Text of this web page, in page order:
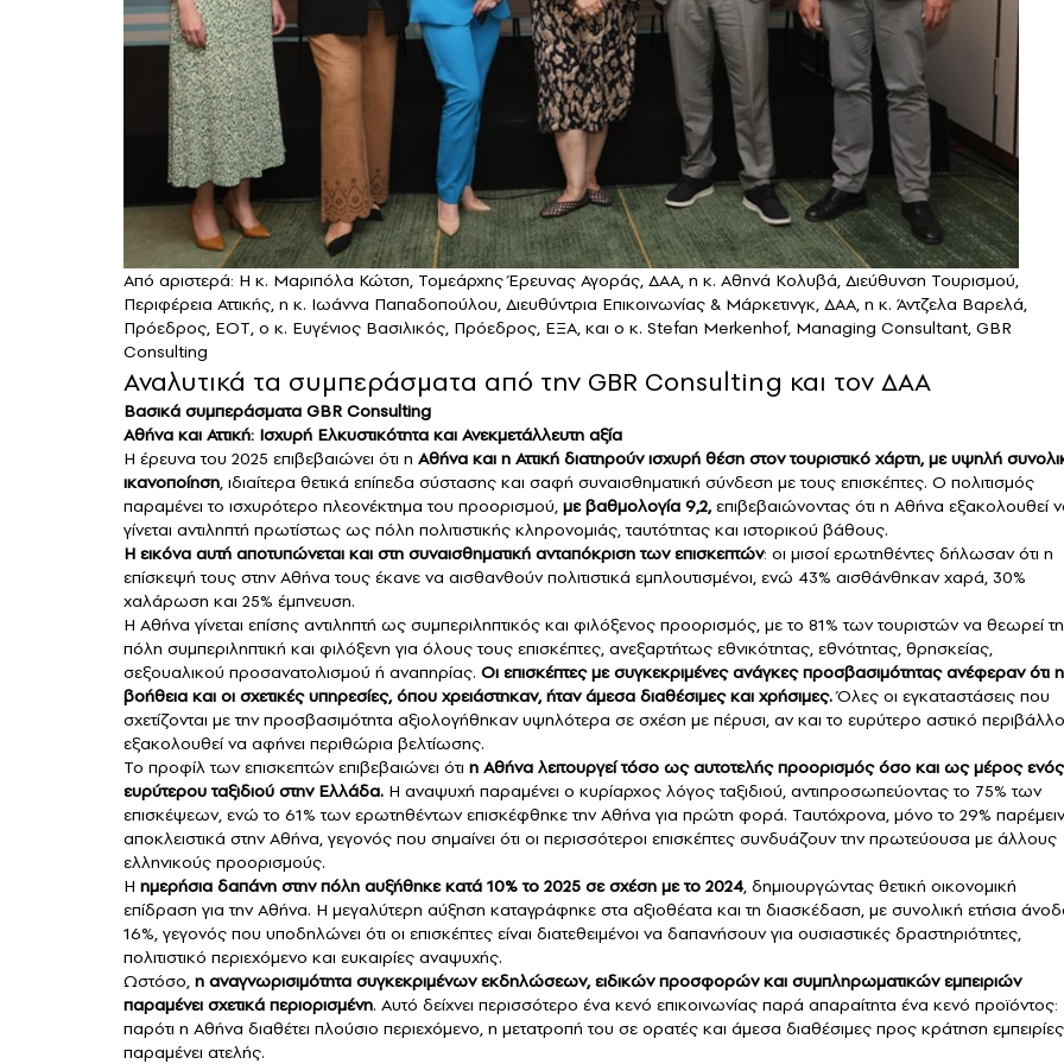
Από αριστερά: Η κ. Μαριπόλα Κώτση, Τομεάρχης Έρευνας Αγοράς, ΔΑΑ, η κ. Αθηνά Κολυβά, Διεύθυνση Τουρισμού,
Περιφέρεια Αττικής, η κ. Ιωάννα Παπαδοπούλου, Διευθύντρια Επικοινωνίας & Μάρκετινγκ, ΔΑΑ, η κ. Άντζελα Βαρελά,
Πρόεδρος, ΕΟΤ, ο κ. Ευγένιος Βασιλικός, Πρόεδρος, ΕΞΑ, και ο κ. Stefan Merkenhof, Managing Consultant, GBR
Consulting
Αναλυτικά τα συμπεράσματα από την GBR Consulting και τον ΔΑΑ
Βασικά συμπεράσματα GBR Consulting
Αθήνα και Αττική: Ισχυρή Ελκυστικότητα και Ανεκμετάλλευτη αξία
Η έρευνα του 2025 επιβεβαιώνει ότι η Αθήνα και η Αττική διατηρούν ισχυρή θέση στον τουριστικό χάρτη, με υψηλή
ικανοποίηση, ιδιαίτερα θετικά επίπεδα σύστασης και σαφή συναισθηματική σύνδεση με τους επισκέπτες. Ο πολιτισμός
παραμένει το ισχυρότερο πλεονέκτημα του προορισμού, με βαθμολογία 9,2,επιβεβαιώνοντας ότι η Αθήνα εξακολουθεί
γίνεται αντιληπτή πρωτίστως ως πόλη πολιτιστικής κληρονομιάς, ταυτότητας και ιστορικού βάθους.
Η εικόνα αυτή αποτυπώνεται και στη συναισθηματική ανταπόκριση των επισκεπτών: οι μισοί ερωτηθέντες δήλωσαν ότι η
επίσκεψή τους στην Αθήνα τους έκανε να αισθανθούν πολιτιστικά εμπλουτισμένοι, ενώ 43% αισθάνθηκαν χαρά, 30%
χαλάρωση και 25% έμπνευση.
Η Αθήνα γίνεται επίσης αντιληπτή ως συμπεριληπτικός και φιλόξενος προορισμός, με το 81% των τουριστών να θεωρεί
πόλη συμπεριληπτική και φιλόξενη για όλους τους επισκέπτες, ανεξαρτήτως εθνικότητας, εθνότητας, θρησκείας,
σεξουαλικού προσανατολισμού ή αναπηρίας. Οι επισκέπτες με συγκεκριμένες ανάγκες προσβασιμότητας ανέφεραν ότι η
βοήθεια και οι σχετικές υπηρεσίες, όπου χρειάστηκαν, ήταν άμεσα διαθέσιμες και χρήσιμες.Όλες οι εγκαταστάσεις που
σχετίζονται με την προσβασιμότητα αξιολογήθηκαν υψηλότερα σε σχέση με πέρυσι, αν και το ευρύτερο αστικό
εξακολουθεί να αφήνει περιθώρια βελτίωσης.
Το προφίλ των επισκεπτών επιβεβαιώνει ότι η Αθήνα λειτουργεί τόσο ως αυτοτελής προορισμός όσο και ως μέρος ενός
ευρύτερου ταξιδιού στην Ελλάδα. Η αναψυχή παραμένει ο κυρίαρχος λόγος ταξιδιού, αντιπροσωπεύοντας το 75% των
επισκέψεων, ενώ το 61% των ερωτηθέντων επισκέφθηκε την Αθήνα για πρώτη φορά. Ταυτόχρονα, μόνο το 29%
αποκλειστικά στην Αθήνα, γεγονός που σημαίνει ότι οι περισσότεροι επισκέπτες συνδυάζουν την πρωτεύουσα με άλλους
ελληνικούς προορισμούς.
Η ημερήσια δαπάνη στην πόλη αυξήθηκε κατά 10% το 2025 σε σχέση με το 2024, δημιουργώντας θετική οικονομική
επίδραση για την Αθήνα. Η μεγαλύτερη αύξηση καταγράφηκε στα αξιοθέατα και τη διασκέδαση, με συνολική ετήσια
16%, γεγονός που υποδηλώνει ότι οι επισκέπτες είναι διατεθειμένοι να δαπανήσουν για ουσιαστικές δραστηριότητες,
πολιτιστικό περιεχόμενο και ευκαιρίες αναψυχής.
Ωστόσο, η αναγνωρισιμότητα συγκεκριμένων εκδηλώσεων, ειδικών προσφορών και συμπληρωματικών εμπειριών
παραμένει σχετικά περιορισμένη. Αυτό δείχνει περισσότερο ένα κενό επικοινωνίας παρά απαραίτητα ένα κενό προϊόντος:
παρότι η Αθήνα διαθέτει πλούσιο περιεχόμενο, η μετατροπή του σε ορατές και άμεσα διαθέσιμες προς κράτηση εμπειρίες
παραμένει ατελής.